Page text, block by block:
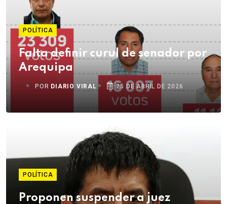
POLÍTICA
Falta definir curul de senador por
Arequipa
POR DIARIO VIRAL 25 DE ABRIL DE 2026
POLÍTICA
Proponen suspender a juez